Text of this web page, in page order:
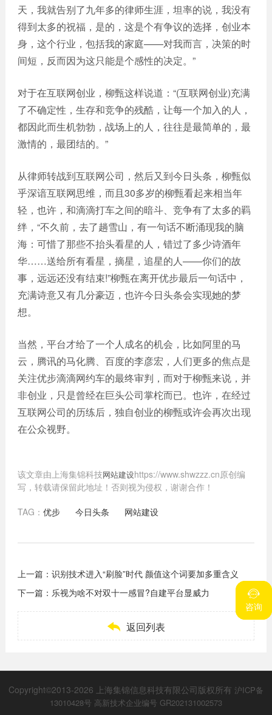
天，我就告别了九年多的律师生涯，坦率的说，我没有
得到太多的祝福，是的，这是个有争议的选择，创业本
身，这个行业，包括我的家庭——对我而言，决策的时
间短，反而因为这只能是个感性的决定。”
对于在互联网创业，柳甄这样说道：“(互联网创业)充满
了不确定性，生存和竞争的残酷，让每一个加入的人，
都因此而生机勃勃，战场上的人，往往是最简单的，最
激情的，最团结的。”
从律师转战到互联网公司，然后又到今日头条，柳甄似
乎深谙互联网思维，而且30多岁的柳甄看起来相当年
轻，也许，和滴滴打车之间的暗斗、竞争有了太多的羁
绊，“不久前，去了趟雪山，有一句话不断涌现我的脑
海：可惜了那些不抬头看星的人，错过了多少诗酒年
华……送给所有看星，摘星，追星的人——你们的故
事，远远还没有结束!”柳甄在离开优步最后一句话中，
充满诗意又有几分豪迈，也许今日头条会实现她的梦
想。
当然，平台才给了一个人成名的机会，比如阿里的马
云，腾讯的马化腾、百度的李彦宏，人们更多的焦点是
关注优步滴滴网约车的最终审判，而对于柳甄来说，并
非创业，只是曾经在巨头公司掌柁而已。也许，在经过
互联网公司的历练后，独自创业的柳甄或许会再次出现
在公众视野。
该文章由上海集锦科技网站建设https://www.shwzzz.cn原创编
写，转载请保留此地址！否则视为侵权，谢谢合作！
TAG： 优步 今日头条 网站建设
上一篇： 识别技术进入“刷脸”时代 颜值这个词要加多重含义
下一篇： 乐视为啥不对双十一感冒?自建平台显威力
 返回列表

咨询
Copyright©2013-2026 上海集锦信息科技有限公司版权所有 沪ICP备
13010428号 高新技术企业编号 GR202131002573

咨询